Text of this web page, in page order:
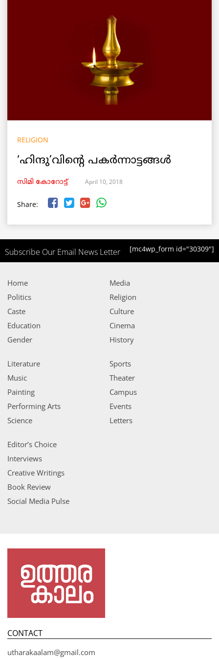
RELIGION
‘ഹിന്ദു’വിന്റെ പകര്‍ന്നാട്ടങ്ങള്‍
സിമി കോറോട്ട് April 10, 2018
Share:
Subscribe Our Email News Letter [mc4wp_form id="30309"]
Home
Politics
Caste
Education
Gender
Media
Religion
Culture
Cinema
History
Literature
Music
Painting
Performing Arts
Science
Sports
Theater
Campus
Events
Letters
Editor’s Choice
Interviews
Creative Writings
Book Review
Social Media Pulse
CONTACT
utharakaalam@gmail.com